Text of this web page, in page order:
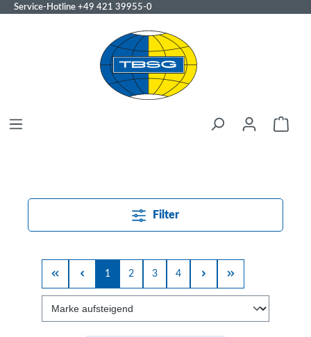
Service-Hotline +49 421 39955-0
Filter
1 2 3 4